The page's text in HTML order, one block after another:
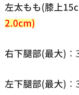
左太もも(膝上
2.0cm)
右下腿部(最大)
左下腿部(最大)